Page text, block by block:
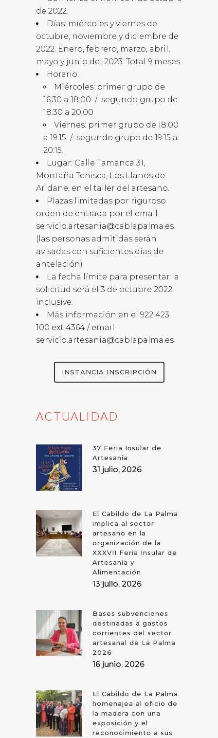
de 2022.
Días: miércoles y viernes de
octubre, noviembre y diciembre de
2022. Enero, febrero, marzo, abril,
mayo y junio del 2023. Total 9 meses.
Horario:
Miércoles: primer grupo de
16:30 a 18:00 / segundo grupo de
18:30 a 20:00
Viernes: primer grupo de 18:00
a 19:15 / segundo grupo de 19:15 a
20:15.
Lugar: Calle Tamanca 31,
Montaña Tenisca, Los Llanos de
Aridane, en el taller del artesano.
Plazas limitadas por riguroso
orden de entrada por el email
servicio.artesania@cablapalma.es
(las personas admitidas serán
avisadas con suficientes días de
antelación)
La fecha límite para presentar la
solicitud será el 3 de octubre 2022
inclusive.
Más información en el 922 423
100 ext 4364 / email
servicio.artesania@cablapalma.es
INSTANCIA INSCRIPCIÓN
ACTUALIDAD
37 Feria Insular de
Artesanía
31 julio, 2026
El Cabildo de La Palma
implica al sector
artesano en la
organización de la
XXXVII Feria Insular de
Artesanía y
Alimentación
13 julio, 2026
Bases subvenciones
destinadas a gastos
corrientes del sector
artesanal de La Palma
2026
16 junio, 2026
El Cabildo de La Palma
homenajea al oficio de
la madera con una
exposición y el
reconocimiento a sus